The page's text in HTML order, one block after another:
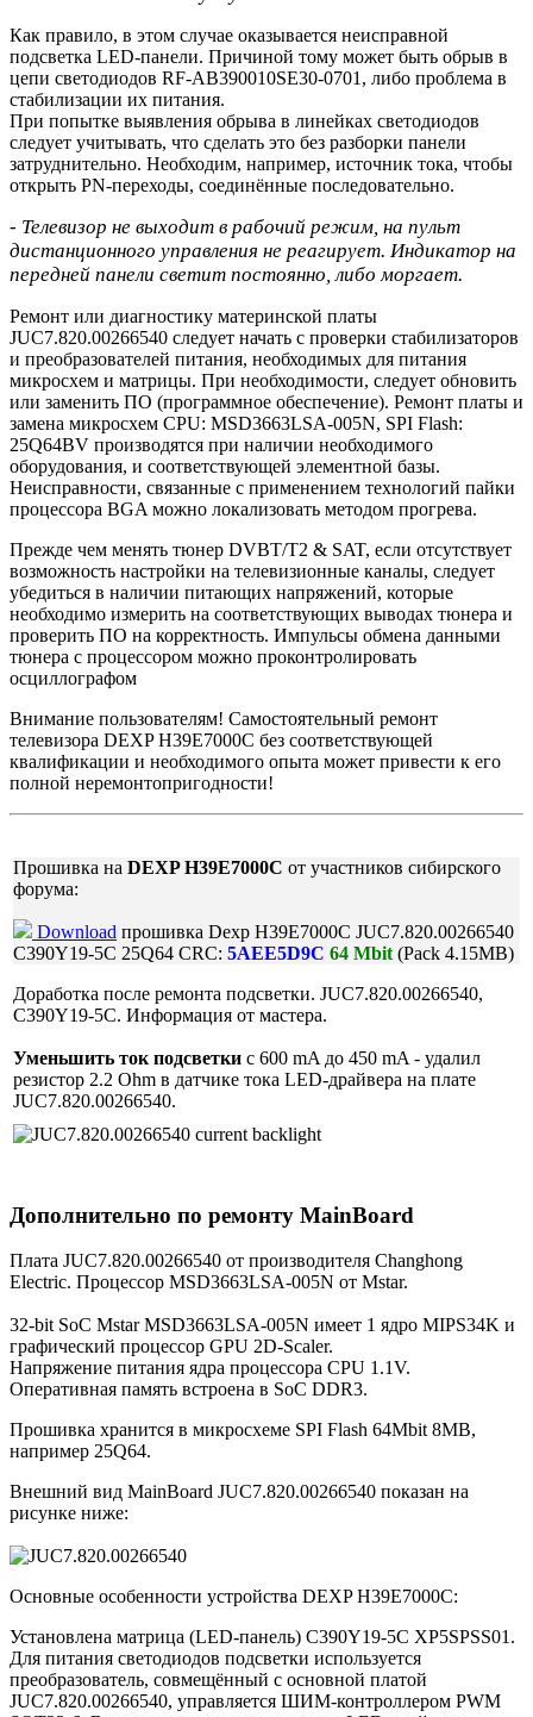
Как правило, в этом случае оказывается неисправной
подсветка LED-панели. Причиной тому может быть обрыв в
цепи светодиодов RF-AB390010SE30-0701, либо проблема в
стабилизации их питания.
При попытке выявления обрыва в линейках светодиодов
следует учитывать, что сделать это без разборки панели
затруднительно. Необходим, например, источник тока, чтобы
открыть PN-переходы, соединённые последовательно.
- Телевизор не выходит в рабочий режим, на пульт
дистанционного управления не реагирует. Индикатор на
передней панели светит постоянно, либо моргает.
Ремонт или диагностику материнской платы
JUC7.820.00266540 следует начать с проверки стабилизаторов
и преобразователей питания, необходимых для питания
микросхем и матрицы. При необходимости, следует обновить
или заменить ПО (программное обеспечение). Ремонт платы и
замена микросхем CPU: MSD3663LSA-005N, SPI Flash:
25Q64BV производятся при наличии необходимого
оборудования, и соответствующей элементной базы.
Неисправности, связанные с применением технологий пайки
процессора BGA можно локализовать методом прогрева.
Прежде чем менять тюнер DVBT/T2 & SAT, если отсутствует
возможность настройки на телевизионные каналы, следует
убедиться в наличии питающих напряжений, которые
необходимо измерить на соответствующих выводах тюнера и
проверить ПО на корректность. Импульсы обмена данными
тюнера с процессором можно проконтролировать
осциллографом
Внимание пользователям! Самостоятельный ремонт
телевизора DEXP H39E7000C без соответствующей
квалификации и необходимого опыта может привести к его
полной неремонтопригодности!
Прошивка на DEXP H39E7000C от участников сибирского
форума:
Download прошивка Dexp H39E7000C JUC7.820.00266540
C390Y19-5C 25Q64 CRC: 5AEE5D9C 64 Mbit (Pack 4.15MB)
Доработка после ремонта подсветки. JUC7.820.00266540,
C390Y19-5C. Информация от мастера.
Уменьшить ток подсветки с 600 mA до 450 mA - удалил
резистор 2.2 Ohm в датчике тока LED-драйвера на плате
JUC7.820.00266540.
Дополнительно по ремонту MainBoard
Плата JUC7.820.00266540 от производителя Changhong
Electric. Процессор MSD3663LSA-005N от Mstar.
32-bit SoC Mstar MSD3663LSA-005N имеет 1 ядро MIPS34K и
графический процессор GPU 2D-Scaler.
Напряжение питания ядра процессора CPU 1.1V.
Оперативная память встроена в SoC DDR3.
Прошивка хранится в микросхеме SPI Flash 64Mbit 8MB,
например 25Q64.
Внешний вид MainBoard JUC7.820.00266540 показан на
рисунке ниже:
Основные особенности устройства DEXP H39E7000C:
Установлена матрица (LED-панель) C390Y19-5C XP5SPSS01.
Для питания светодиодов подсветки используется
преобразователь, совмещённый с основной платой
JUC7.820.00266540, управляется ШИМ-контроллером PWM